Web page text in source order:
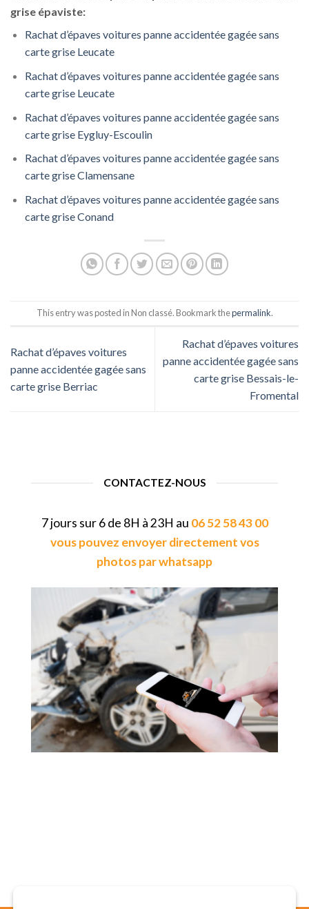
grise épaviste:
Rachat d’épaves voitures panne accidentée gagée sans
carte grise Leucate
Rachat d’épaves voitures panne accidentée gagée sans
carte grise Leucate
Rachat d’épaves voitures panne accidentée gagée sans
carte grise Eygluy-Escoulin
Rachat d’épaves voitures panne accidentée gagée sans
carte grise Clamensane
Rachat d’épaves voitures panne accidentée gagée sans
carte grise Conand
This entry was posted in Non classé. Bookmark thepermalink.
Rachat d’épaves voitures
panne accidentée gagée sans
carte grise Berriac
Rachat d’épaves voitures
panne accidentée gagée sans
carte grise Bessais-le-
Fromental
CONTACTEZ-NOUS
7 jours sur 6 de 8H à 23H au 06 52 58 43 00
vous pouvez envoyer directement vos
photos par whatsapp